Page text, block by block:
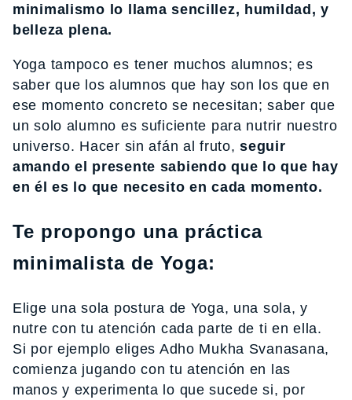
minimalismo lo llama sencillez, humildad, y
belleza plena.
Yoga tampoco es tener muchos alumnos; es
saber que los alumnos que hay son los que en
ese momento concreto se necesitan; saber que
un solo alumno es suficiente para nutrir nuestro
universo. Hacer sin afán al fruto, seguir
amando el presente sabiendo que lo que hay
en él es lo que necesito en cada momento.
Te propongo una práctica
minimalista de Yoga:
Elige una sola postura de Yoga, una sola, y
nutre con tu atención cada parte de ti en ella.
Si por ejemplo eliges Adho Mukha Svanasana,
comienza jugando con tu atención en las
manos y experimenta lo que sucede si, por